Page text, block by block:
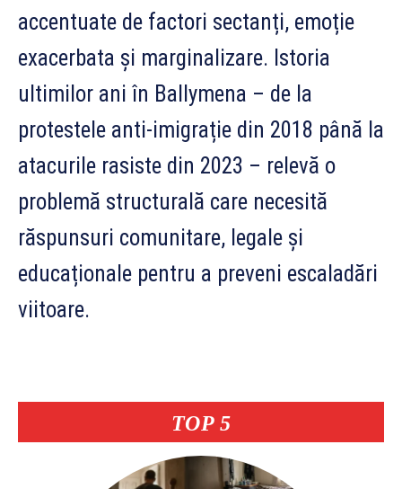
TOP 5
accentuate de factori sectanți, emoție
exacerbata și marginalizare. Istoria
ultimilor ani în Ballymena – de la
protestele anti-imigrație din 2018 până la
atacurile rasiste din 2023 – relevă o
problemă structurală care necesită
răspunsuri comunitare, legale și
educaționale pentru a preveni escaladări
viitoare.